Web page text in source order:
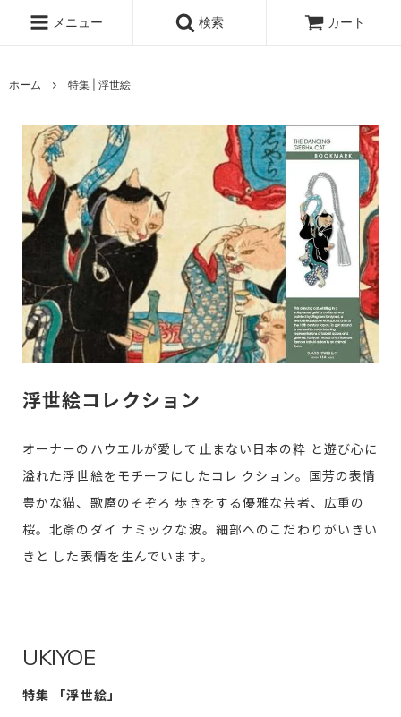
メニュー 検索 カート
ホーム 特集 | 浮世絵
浮世絵コレクション
オーナーのハウエルが愛して止まない日本の粋 と遊び心に
溢れた浮世絵をモチーフにしたコレ クション。国芳の表情
豊かな猫、歌麿のそぞろ 歩きをする優雅な芸者、広重の
桜。北斎のダイ ナミックな波。細部へのこだわりがいきい
きと した表情を生んでいます。
UKIYOE
特集 「浮世絵」